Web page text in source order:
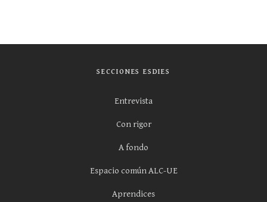
SECCIONES ESDIES
Entrevista
Con rigor
A fondo
Espacio común ALC-UE
Aprendices